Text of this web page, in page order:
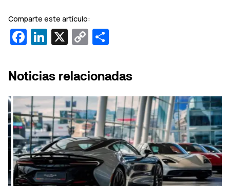
Comparte este artículo:
Facebook
LinkedIn
X Copy
Noticias relacionadas